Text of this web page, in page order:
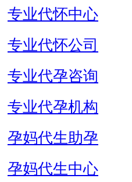
专业代怀中心
专业代怀公司
专业代孕咨询
专业代孕机构
孕妈代生助孕
孕妈代生中心